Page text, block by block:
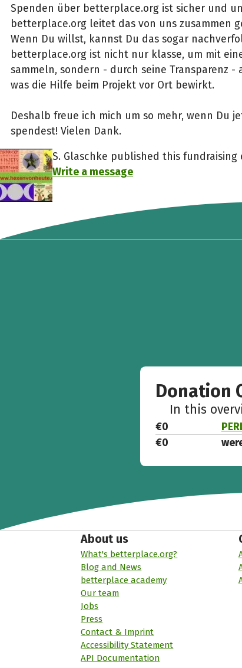
Spenden über betterplace.org ist sicher und
betterplace.org leitet das von uns zusammen
Wenn Du willst, kannst Du das sogar
betterplace.org ist nicht nur klasse, um mit
sammeln, sondern - durch seine Transparenz -
was die Hilfe beim Projekt vor Ort bewirkt.
Deshalb freue ich mich um so mehr, wenn Du
spendest! Vielen Dank.
S. Glaschke published this fundraising
Write a message
Donation
In this
€0
€0
About us
What's betterplace.org?
Blog and News
betterplace academy
Our team
Jobs
Press
Contact & Imprint
Accessibility Statement
API Documentation